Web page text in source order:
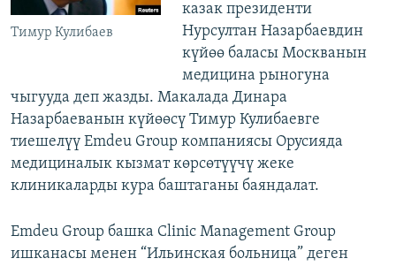
Тимур Кулибаев
казак президенти
Нурсултан Назарбаевдин
күйөө баласы Москванын
медицина рыногуна
чыгууда деп жазды. Макалада Динара
Назарбаеванын күйөөсү Тимур Кулибаевге
тиешелүү Emdeu Group компаниясы Орусияда
медициналык кызмат көрсөтүүчү жеке
клиникаларды кура баштаганы баяндалат.
Emdeu Group башка Clinic Management Group
ишканасы менен “Ильинская больница” деген